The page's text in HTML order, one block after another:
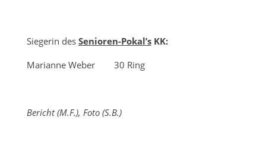
Siegerin des Senioren-Pokal’s KK:
Marianne Weber 30 Ring
Bericht (M.F.), Foto (S.B.)